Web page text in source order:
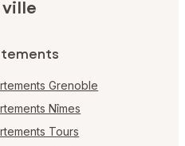
Grenoble
Nîmes
Tours